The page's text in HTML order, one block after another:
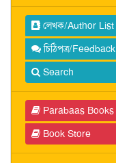
লেখক/Author List
চিঠিপত্র/Feedback
Search
Parabaas Books
Book Store